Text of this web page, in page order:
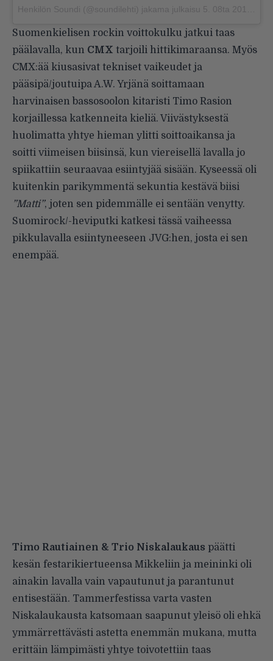
Henkilön Soundi (@soundilehti) jakama julkaisu 5. 08ta 2017 klo 8.12 PDT
Suomenkielisen rockin voittokulku jatkui taas
päälavalla, kun CMX tarjoili hittikimaraansa. Myös
CMX:ää kiusasivat tekniset vaikeudet ja
pääsipä/joutuipa A.W. Yrjänä soittamaan
harvinaisen bassosoolon kitaristi Timo Rasion
korjaillessa katkenneita kieliä. Viivästyksestä
huolimatta yhtye hieman ylitti soittoaikansa ja
soitti viimeisen biisinsä, kun viereisellä lavalla jo
spiikattiin seuraavaa esiintyjää sisään. Kyseessä oli
kuitenkin parikymmentä sekuntia kestävä biisi
”Matti”, joten sen pidemmälle ei sentään venytty.
Suomirock/-heviputki katkesi tässä vaiheessa
pikkulavalla esiintyneeseen JVG:hen, josta ei sen
enempää.
Timo Rautiainen & Trio Niskalaukaus päätti
kesän festarikiertueensa Mikkeliin ja meininki oli
ainakin lavalla vain vapautunut ja parantunut
entisestään. Tammerfestissa varta vasten
Niskalaukausta katsomaan saapunut yleisö oli ehkä
ymmärrettävästi astetta enemmän mukana, mutta
erittäin lämpimästi yhtye toivotettiin taas